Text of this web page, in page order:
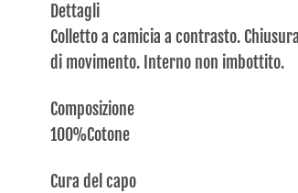
Dettagli
Colletto a camicia a contrasto.
di movimento. Interno non imbottito.
Composizione
100%Cotone
Cura del capo